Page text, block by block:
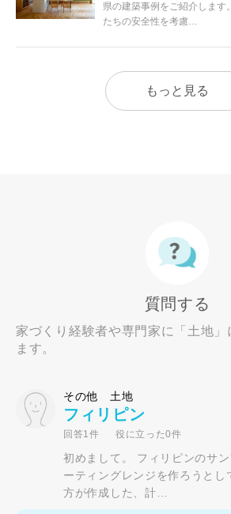
県の建築事例をご紹介します
たちの安全性を考慮…
もっと見る
質問する
家づくり経験者や専門家に「土地」
ます。
その他 土地
フィリピン
回答1件 役に立った0件
初めまして。 フィリピンのサ
ーティングレンジを作ろうとし
方が作成した、計…